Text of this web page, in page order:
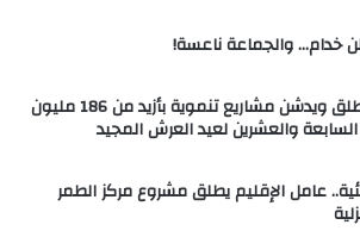
خدام… والجماعة ناعسة!
عامل إقليم صفرو يطلق ويدشن مشاريع تنموية بأزيد من 186 مليون
والعشرين لعيد العرش المجيد
عامل الإقليم يطلق مشروع مركز الطمر